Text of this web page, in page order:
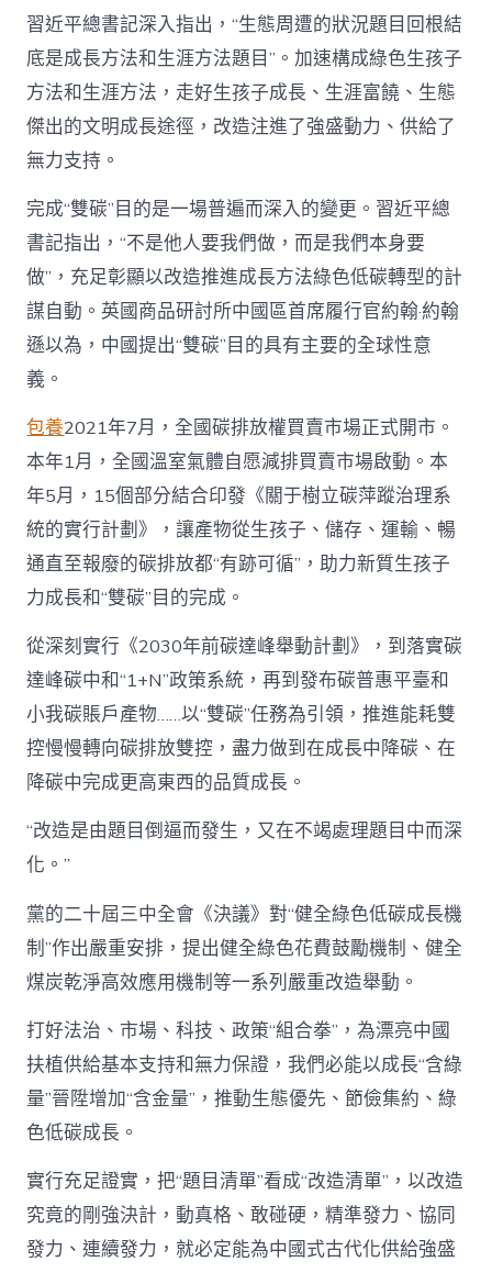
習近平總書記深入指出，“生態周遭的狀況題目回根結
底是成長方法和生涯方法題目”。加速構成綠色生孩子
方法和生涯方法，走好生孩子成長、生涯富饒、生態
傑出的文明成長途徑，改造注進了強盛動力、供給了
無力支持。
完成“雙碳”目的是一場普遍而深入的變更。習近平總
書記指出，“不是他人要我們做，而是我們本身要
做”，充足彰顯以改造推進成長方法綠色低碳轉型的計
謀自動。英國商品研討所中國區首席履行官約翰·約翰
遜以為，中國提出“雙碳”目的具有主要的全球性意
義。
包養2021年7月，全國碳排放權買賣市場正式開市。
本年1月，全國溫室氣體自愿減排買賣市場啟動。本
年5月，15個部分結合印發《關于樹立碳萍蹤治理系
統的實行計劃》，讓產物從生孩子、儲存、運輸、暢
通直至報廢的碳排放都“有跡可循”，助力新質生孩子
力成長和“雙碳”目的完成。
從深刻實行《2030年前碳達峰舉動計劃》，到落實碳
達峰碳中和“1+N”政策系統，再到發布碳普惠平臺和
小我碳賬戶產物……以“雙碳”任務為引領，推進能耗雙
控慢慢轉向碳排放雙控，盡力做到在成長中降碳、在
降碳中完成更高東西的品質成長。
“改造是由題目倒逼而發生，又在不竭處理題目中而深
化。”
黨的二十屆三中全會《決議》對“健全綠色低碳成長機
制”作出嚴重安排，提出健全綠色花費鼓勵機制、健全
煤炭乾淨高效應用機制等一系列嚴重改造舉動。
打好法治、市場、科技、政策“組合拳”，為漂亮中國
扶植供給基本支持和無力保證，我們必能以成長“含綠
量”晉陞增加“含金量”，推動生態優先、節儉集約、綠
色低碳成長。
實行充足證實，把“題目清單”看成“改造清單”，以改造
究竟的剛強決計，動真格、敢碰硬，精準發力、協同
發力、連續發力，就必定能為中國式古代化供給強盛